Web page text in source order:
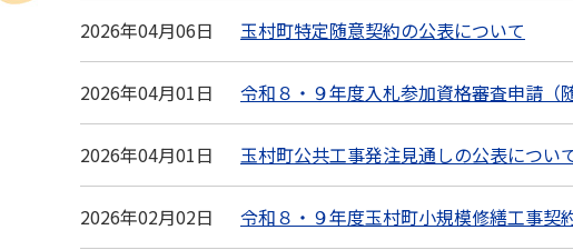
2026年04月06日 玉村町特定随意契約の公表について
2026年04月01日 令和８・９年度入札参加資格審査申請（
2026年04月01日 玉村町公共工事発注見通しの公表につい
2026年02月02日 令和８・９年度玉村町小規模修繕工事契